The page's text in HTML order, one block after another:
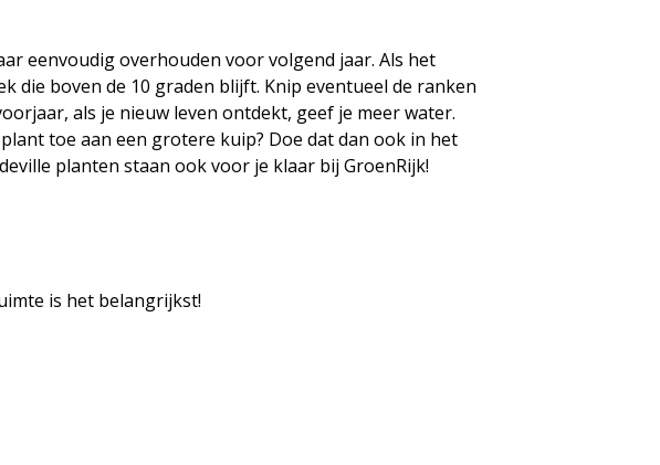
eenvoudig overhouden voor volgend jaar. Als het
die boven de 10 graden blijft. Knip eventueel de ranken
als je nieuw leven ontdekt, geef je meer water.
toe aan een grotere kuip? Doe dat dan ook in het
planten staan ook voor je klaar bij GroenRijk!
is het belangrijkst!